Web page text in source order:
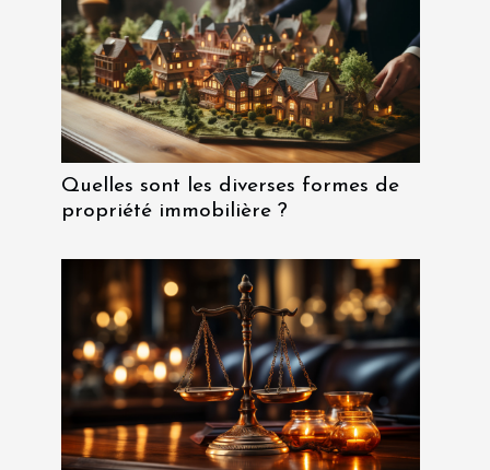
Quelles sont les diverses formes de
propriété immobilière ?